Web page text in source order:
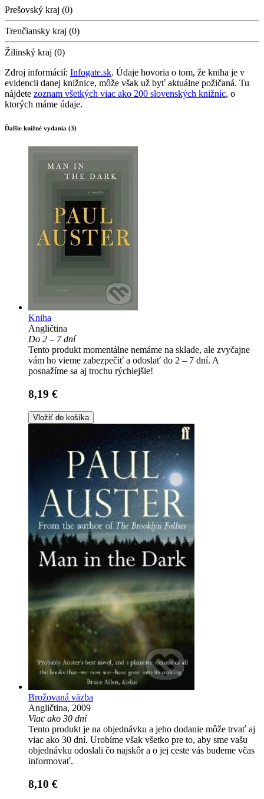
Prešovský kraj (0)
Trenčiansky kraj (0)
Žilinský kraj (0)
Zdroj informácií: Infogate.sk. Údaje hovoria o tom, že kniha je v
evidencii danej knižnice, môže však už byť aktuálne požičaná. Tu
nájdete zoznam všetkých viac ako 200 slovenských knižníc, o
ktorých máme údaje.
Ďalšie knižné vydania (3)
Kniha
Angličtina
Do 2 – 7 dní
Tento produkt momentálne nemáme na sklade, ale zvyčajne
vám ho vieme zabezpečiť a odoslať do 2 – 7 dní. A
posnažíme sa aj trochu rýchlejšie!
8,19 €
Vložiť do košíka
Brožovaná väzba
Angličtina, 2009
Viac ako 30 dní
Tento produkt je na objednávku a jeho dodanie môže trvať aj
viac ako 30 dní. Urobíme však všetko pre to, aby sme vašu
objednávku odoslali čo najskôr a o jej ceste vás budeme včas
informovať.
8,10 €